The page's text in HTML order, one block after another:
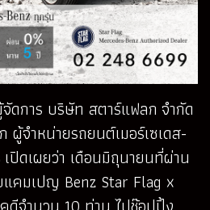
ดการ บริษัท สตาร์แฟลก จำกัด
ผู้จำหน่ายรถยนต์เมอร์เซเดส-
ปิดเผยว่า เดือนมิถุนายนที่ผ่าน
คมเปญ Benz Star Flag x